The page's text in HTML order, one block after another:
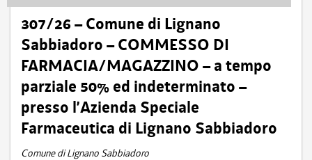
307/26 – Comune di Lignano
Sabbiadoro – COMMESSO DI
FARMACIA/MAGAZZINO – a tempo
parziale 50% ed indeterminato –
presso l’Azienda Speciale
Farmaceutica di Lignano Sabbiadoro
Comune di Lignano Sabbiadoro